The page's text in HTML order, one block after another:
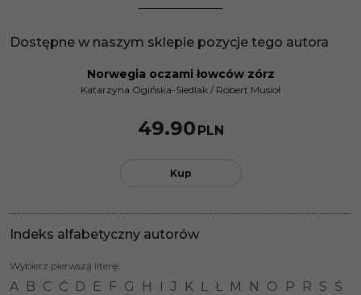
Dostępne w naszym sklepie pozycje tego autora
Norwegia oczami łowców zórz
Katarzyna Ogińska-Siedlak / Robert Musioł
49.90 PLN
Kup
Indeks alfabetyczny autorów
Wybierz pierwszą literę:
A B C Ć D E F G H I J K L Ł M N O P R S Ś